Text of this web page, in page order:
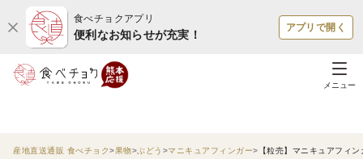
食べチョクアプリ
便利なお知らせが充実！
アプリで開く
メニュー
産地直送通販 食べチョク 果物 ぶどう マニキュアフィンガー 【粒売】マニキュアフィ